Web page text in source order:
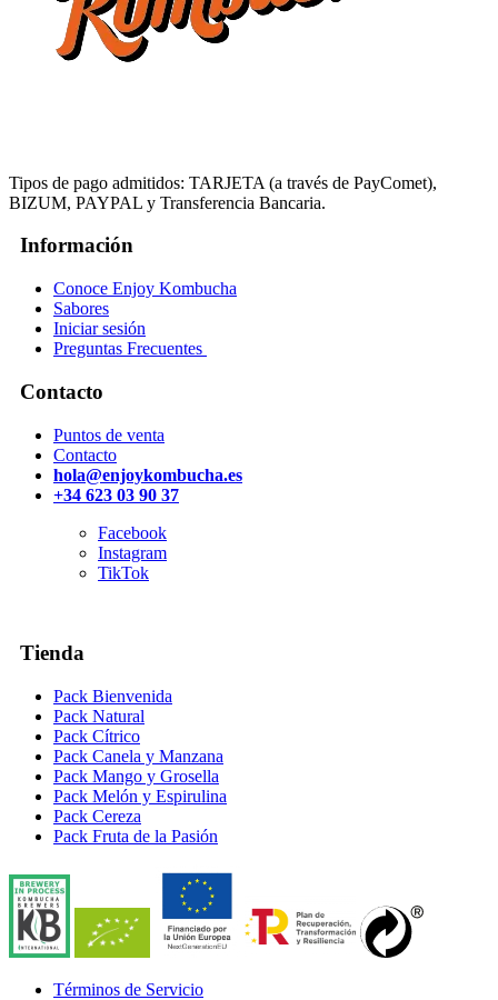
Tipos de pago admitidos: TARJETA (a través de PayComet),
BIZUM, PAYPAL y Transferencia Bancaria.
Información
Conoce Enjoy Kombucha
Sabores
Iniciar sesión
Preguntas Frecuentes
Contacto
Puntos de venta
Contacto
hola@enjoykombucha.es
+34 623 03 90 37
Facebook
Instagram
TikTok
Tienda
Pack Bienvenida
Pack Natural
Pack Cítrico
Pack Canela y Manzana
Pack Mango y Grosella
Pack Melón y Espirulina
Pack Cereza
Pack Fruta de la Pasión
Términos de Servicio